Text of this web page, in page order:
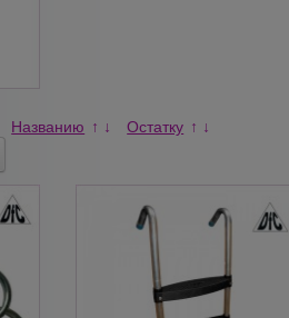
Названию ↑ ↓ Остатку ↑ ↓